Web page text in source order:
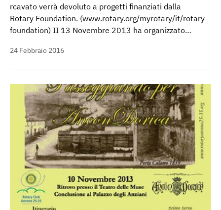
rcavato verrà devoluto a progetti finanziati dalla
Rotary Foundation. (www.rotary.org/myrotary/it/rotary-
foundation) II 13 Novembre 2013 ha organizzato…
24 Febbraio 2016